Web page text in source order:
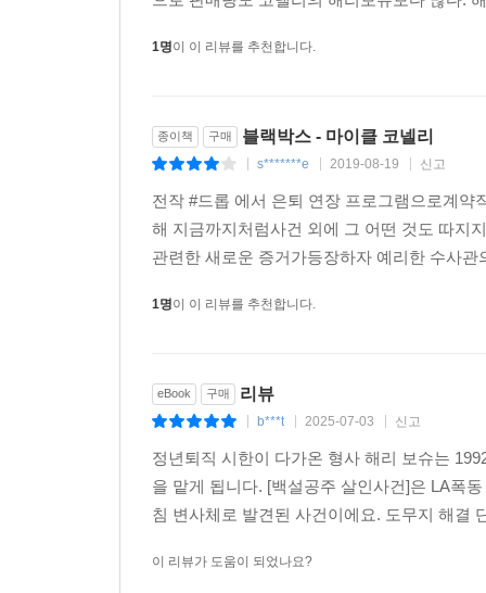
1명이 이 리뷰를 추천합니다.
종이책 구매 블랙박스 - 마이클 코넬리
s*******e 2019-08-19 신고
전작 #드롭 에서 은퇴 연장 프로그램으로계
해 지금까지처럼사건 외에 그 어떤 것도 따지
관련한 새로운 증거가등장하자 예리한 수사
1명이 이 리뷰를 추천합니다.
eBook 구매 리뷰
b***t 2025-07-03 신고
정년퇴직 시한이 다가온 형사 해리 보슈는
을 맡게 됩니다. [백설공주 살인사건]은 LA폭
침 변사체로 발견된 사건이에요. 도무지 해결
이 리뷰가 도움이 되었나요?